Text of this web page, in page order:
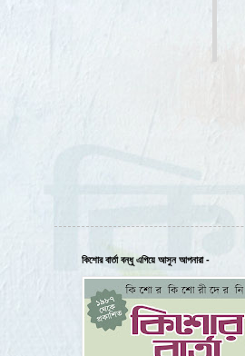
কিশোর বার্তা বন্ধু এগিয়ে আসুন আপনারা -